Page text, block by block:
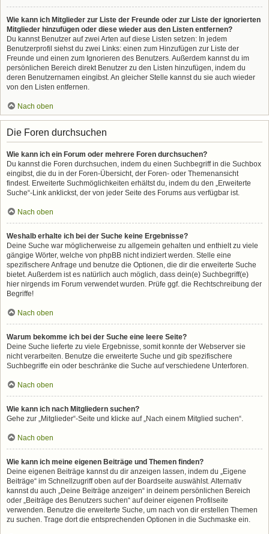
Wie kann ich Mitglieder zur Liste der Freunde oder zur Liste der ignorierten
Mitglieder hinzufügen oder diese wieder aus den Listen entfernen?
Du kannst Benutzer auf zwei Arten auf diese Listen setzen: In jedem
Benutzerprofil siehst du zwei Links: einen zum Hinzufügen zur Liste der
Freunde und einen zum Ignorieren des Benutzers. Außerdem kannst du im
persönlichen Bereich direkt Benutzer zu den Listen hinzufügen, indem du
deren Benutzernamen eingibst. An gleicher Stelle kannst du sie auch wieder
von den Listen entfernen.
Nach oben
Die Foren durchsuchen
Wie kann ich ein Forum oder mehrere Foren durchsuchen?
Du kannst die Foren durchsuchen, indem du einen Suchbegriff in die Suchbox
eingibst, die du in der Foren-Übersicht, der Foren- oder Themenansicht
findest. Erweiterte Suchmöglichkeiten erhältst du, indem du den „Erweiterte
Suche“-Link anklickst, der von jeder Seite des Forums aus verfügbar ist.
Nach oben
Weshalb erhalte ich bei der Suche keine Ergebnisse?
Deine Suche war möglicherweise zu allgemein gehalten und enthielt zu viele
gängige Wörter, welche von phpBB nicht indiziert werden. Stelle eine
spezifischere Anfrage und benutze die Optionen, die dir die erweiterte Suche
bietet. Außerdem ist es natürlich auch möglich, dass dein(e) Suchbegriff(e)
hier nirgends im Forum verwendet wurden. Prüfe ggf. die Rechtschreibung der
Begriffe!
Nach oben
Warum bekomme ich bei der Suche eine leere Seite?
Deine Suche lieferte zu viele Ergebnisse, somit konnte der Webserver sie
nicht verarbeiten. Benutze die erweiterte Suche und gib spezifischere
Suchbegriffe ein oder beschränke die Suche auf verschiedene Unterforen.
Nach oben
Wie kann ich nach Mitgliedern suchen?
Gehe zur „Mitglieder“-Seite und klicke auf „Nach einem Mitglied suchen“.
Nach oben
Wie kann ich meine eigenen Beiträge und Themen finden?
Deine eigenen Beiträge kannst du dir anzeigen lassen, indem du „Eigene
Beiträge“ im Schnellzugriff oben auf der Boardseite auswählst. Alternativ
kannst du auch „Deine Beiträge anzeigen“ in deinem persönlichen Bereich
oder „Beiträge des Benutzers suchen“ auf deiner eigenen Profilseite
verwenden. Benutze die erweiterte Suche, um nach von dir erstellen Themen
zu suchen. Trage dort die entsprechenden Optionen in die Suchmaske ein.